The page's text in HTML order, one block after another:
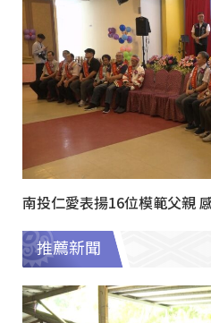
南投仁愛表揚16位模範父親
推薦新聞